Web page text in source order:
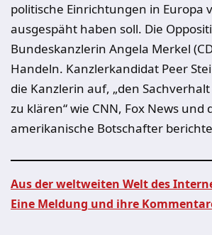
politische Einrichtungen in Europa
ausgespäht haben soll. Die
Bundeskanzlerin Angela Merkel
Handeln. Kanzlerkandidat Peer
die Kanzlerin auf, „den
zu klären“ wie CNN, Fox News und
amerikanische Botschafter
Aus der weltweiten Welt des
Eine Meldung und ihre